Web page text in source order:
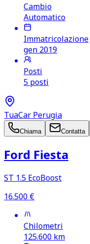
Cambio
Automatico
Immatricolazione
gen 2019
Posti
5 posti
TuaCar Perugia
Chiama Contatta
Ford Fiesta
ST 1.5 EcoBoost
16.500 €
Chilometri
125.600 km